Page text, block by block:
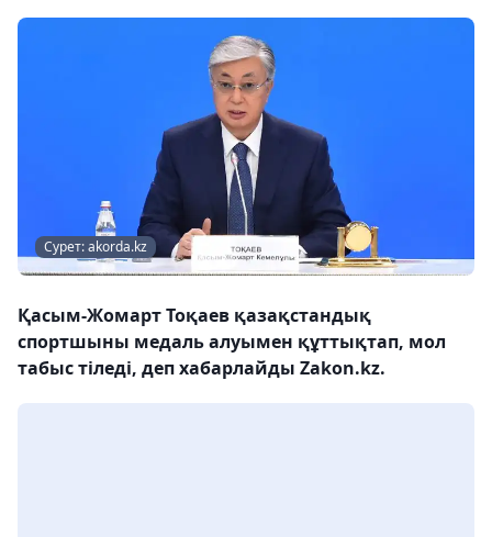
Сурет: akorda.kz
Қасым-Жомарт Тоқаев қазақстандық
спортшыны медаль алуымен құттықтап, мол
табыс тіледі, деп хабарлайды Zakon.kz.